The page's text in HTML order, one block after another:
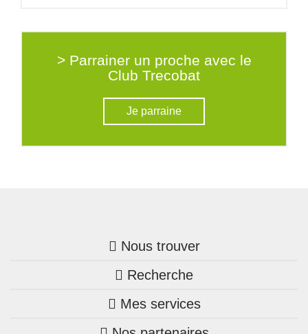
> Parrainer un proche avec le
Club Trecobat
Je parraine
Nous trouver
Trouver une agence
Bretagne
Recherche
Nos annonces
Mes services